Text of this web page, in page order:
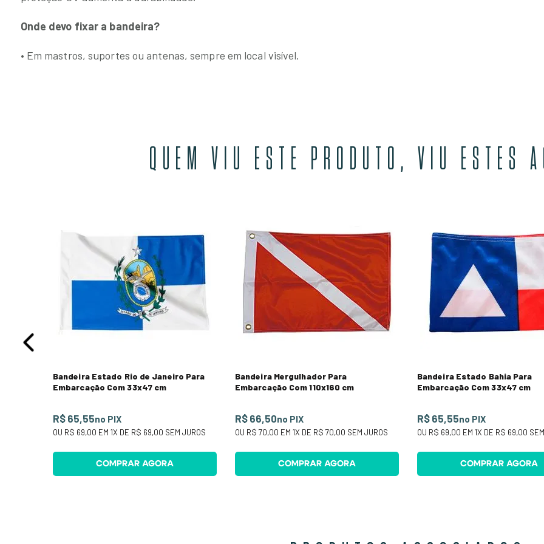
Onde devo fixar a bandeira?
• Em mastros, suportes ou antenas, sempre em local visível.
QUEM VIU ESTE PRODUTO, VIU ESTES
Bandeira Estado Rio de Janeiro Para
Embarcação Com 33x47 cm
R$ 65,55no PIX
OU R$ 69,00 EM 1X DE R$ 69,00 SEM JUROS
COMPRAR AGORA
Bandeira Mergulhador Para
Embarcação Com 110x160 cm
R$ 66,50no PIX
OU R$ 70,00 EM 1X DE R$ 70,00 SEM JUROS
COMPRAR AGORA
Bandeira Estado Bahia Para
Embarcação Com 33x47 cm
R$ 65,55no PIX
OU R$ 69,00 EM 1X DE R$ 69,00
COMPRAR AGORA